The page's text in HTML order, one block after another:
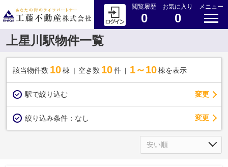
閲覧履歴
0
お気に入り
0
メニュー
上星川駅物件一覧
該当物件数 10棟 空き数 10 件 1～10 棟を表示
駅で絞り込む 変更
絞り込み条件： なし 変更